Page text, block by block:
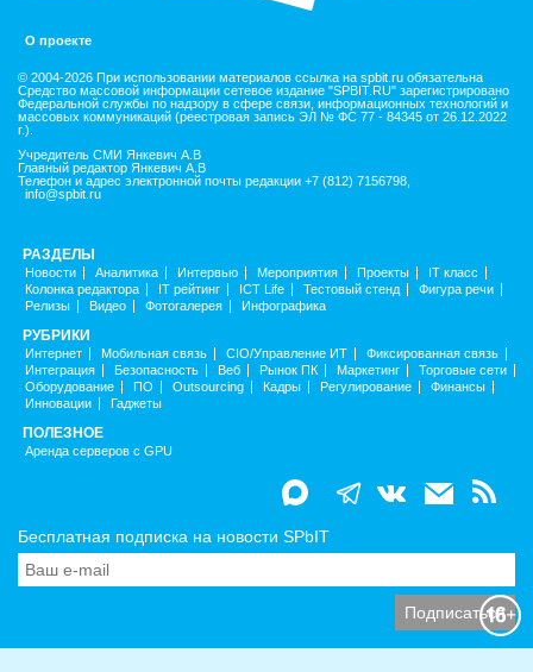
О проекте
© 2004-2026 При использовании материалов ссылка на spbit.ru обязательна
Средство массовой информации сетевое издание "SPBIT.RU" зарегистрировано
Федеральной службы по надзору в сфере связи, информационных технологий и
массовых коммуникаций (реестровая запись ЭЛ № ФС 77 - 84345 от 26.12.2022
г.).
Учредитель СМИ Янкевич А.В
Главный редактор Янкевич А.В
Телефон и адрес электронной почты редакции +7 (812) 7156798,
info@spbit.ru
РАЗДЕЛЫ
Новости Аналитика Интервью Мероприятия Проекты
IT класс
Колонка редактора
IT рейтинг ICT Life Тестовый стенд
Фигура речи
Релизы
Видео Фотогалерея Инфографика
РУБРИКИ
Интернет Мобильная связь CIO/Управление ИТ
Фиксированная связь
Интеграция
Безопасность Веб Рынок ПК Маркетинг
Торговые сети
Оборудование
ПО Outsourcing Кадры Регулирование
Финансы
Инновации
Гаджеты
ПОЛЕЗНОЕ
Аренда серверов с GPU
Бесплатная подписка на новости SPbIT